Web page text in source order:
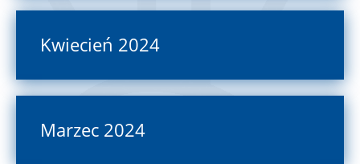
Kwiecień 2024
Marzec 2024